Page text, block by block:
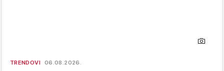
TRENDOVI 06.08.2026.